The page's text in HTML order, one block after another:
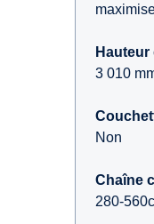
Hauteur
3 010
Non
Chaîne
280-